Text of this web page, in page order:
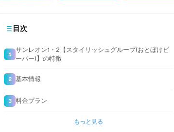
目次
サンレオン1・2【スタイリッシュグループ(おとぼけビ
ーバー)】の特徴
基本情報
料金プラン
もっと見る